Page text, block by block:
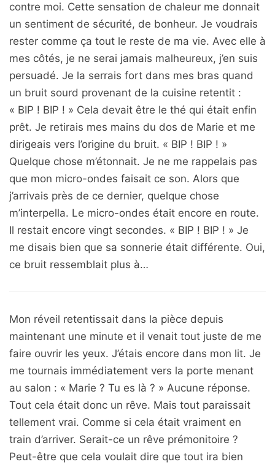
contre moi. Cette sensation de chaleur me donnait
un sentiment de sécurité, de bonheur. Je voudrais
rester comme ça tout le reste de ma vie. Avec elle à
mes côtés, je ne serai jamais malheureux, j’en suis
persuadé. Je la serrais fort dans mes bras quand
un bruit sourd provenant de la cuisine retentit :
« BIP ! BIP ! » Cela devait être le thé qui était enfin
prêt. Je retirais mes mains du dos de Marie et me
dirigeais vers l’origine du bruit. « BIP ! BIP ! »
Quelque chose m’étonnait. Je ne me rappelais pas
que mon micro-ondes faisait ce son. Alors que
j’arrivais près de ce dernier, quelque chose
m’interpella. Le micro-ondes était encore en route.
Il restait encore vingt secondes. « BIP ! BIP ! » Je
me disais bien que sa sonnerie était différente. Oui,
ce bruit ressemblait plus à…
Mon réveil retentissait dans la pièce depuis
maintenant une minute et il venait tout juste de me
faire ouvrir les yeux. J’étais encore dans mon lit. Je
me tournais immédiatement vers la porte menant
au salon : « Marie ? Tu es là ? » Aucune réponse.
Tout cela était donc un rêve. Mais tout paraissait
tellement vrai. Comme si cela était vraiment en
train d’arriver. Serait-ce un rêve prémonitoire ?
Peut-être que cela voulait dire que tout ira bien